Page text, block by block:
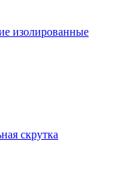
изолированные
скрутка